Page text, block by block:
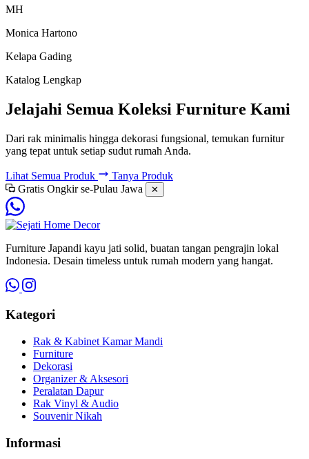
MH
Monica Hartono
Kelapa Gading
Katalog Lengkap
Jelajahi Semua Koleksi Furniture Kami
Dari rak minimalis hingga dekorasi fungsional, temukan furnitur
yang tepat untuk setiap sudut rumah Anda.
Lihat Semua Produk
Tanya Produk
Gratis Ongkir se-Pulau Jawa
✕
Furniture Japandi kayu jati solid, buatan tangan pengrajin lokal
Indonesia. Desain timeless untuk rumah modern yang hangat.
Kategori
Rak & Kabinet Kamar Mandi
Furniture
Dekorasi
Organizer & Aksesori
Peralatan Dapur
Rak Vinyl & Audio
Souvenir Nikah
Informasi